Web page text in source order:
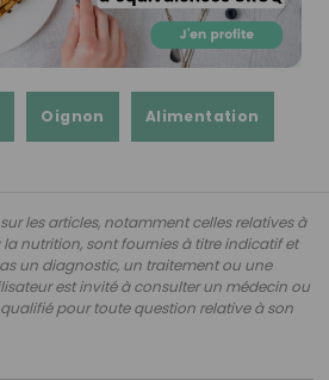
Oignon Alimentation
les articles, notamment celles relatives à
nutrition, sont fournies à titre indicatif et
un diagnostic, un traitement ou une
est invité à consulter un médecin ou
pour toute question relative à son